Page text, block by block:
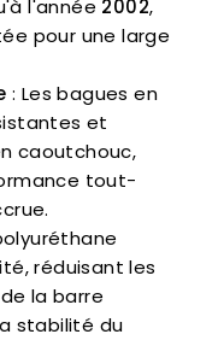
l'année 2002,
pour une large
: Les bagues en
et
caoutchouc,
tout-
réduisant les
la barre
stabilité du